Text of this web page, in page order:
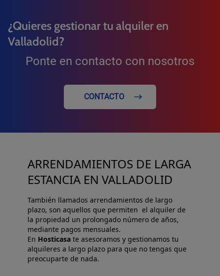
¿Quieres gestionar tu alquiler en
Valladolid?
Ponte en contacto con nosotros
CONTACTO
ARRENDAMIENTOS DE LARGA
ESTANCIA EN VALLADOLID
También llamados arrendamientos de largo
plazo, son aquellos que permiten el alquiler de
la propiedad un prolongado número de años,
mediante pagos mensuales.
En Hosticasa te asesoramos y gestionamos tu
alquileres a largo plazo para que no tengas que
preocuparte de nada.